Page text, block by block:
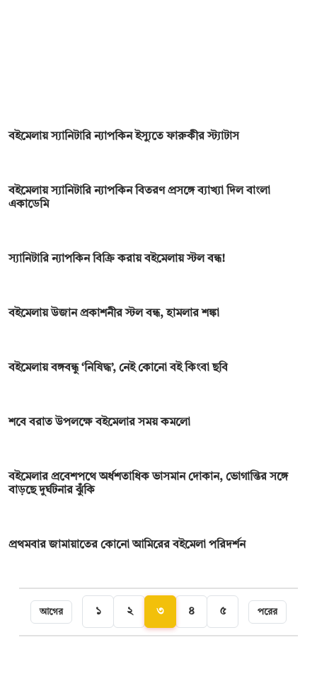
বইমেলায় স্যানিটারি ন্যাপকিন ইস্যুতে ফারুকীর স্ট্যাটাস
বইমেলায় স্যানিটারি ন্যাপকিন বিতরণ প্রসঙ্গে ব্যাখ্যা দিল বাংলা
একাডেমি
স্যানিটারি ন্যাপকিন বিক্রি করায় বইমেলায় স্টল বন্ধ!
বইমেলায় উজান প্রকাশনীর স্টল বন্ধ, হামলার শঙ্কা
বইমেলায় বঙ্গবন্ধু ‘নিষিদ্ধ’, নেই কোনো বই কিংবা ছবি
শবে বরাত উপলক্ষে বইমেলার সময় কমলো
বইমেলার প্রবেশপথে অর্ধশতাধিক ভাসমান দোকান, ভোগান্তির সঙ্গে
বাড়ছে দুর্ঘটনার ঝুঁকি
প্রথমবার জামায়াতের কোনো আমিরের বইমেলা পরিদর্শন
আগের ১ ২ ৩ ৪ ৫ পরের